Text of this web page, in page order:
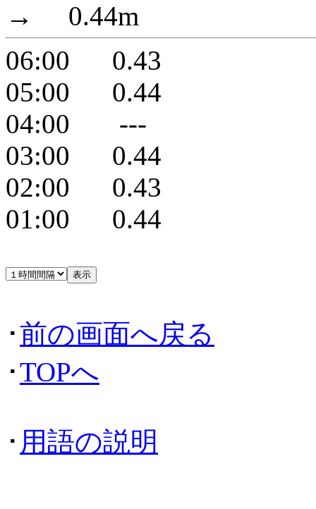
→ 0.44m
06:00 0.43
05:00 0.44
04:00 ---
03:00 0.44
02:00 0.43
01:00 0.44
･前の画面へ戻る
･TOPへ
･ 用語の説明